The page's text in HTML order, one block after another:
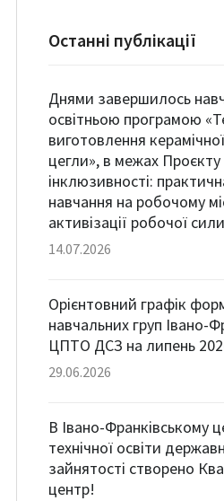
Останні публікації
Днями завершилось навчання за
освітньою програмою
виготовлення
цегли», в межах
інклюзивності:
навчання на робочому
активізації робочої
14.07.2026
Орієнтовний графік формування
навчальних груп Івано-
ЦПТО ДСЗ на липень
29.06.2026
В Івано-Франківському центрі професійно-
технічної освіти
зайнятості створено
центр!